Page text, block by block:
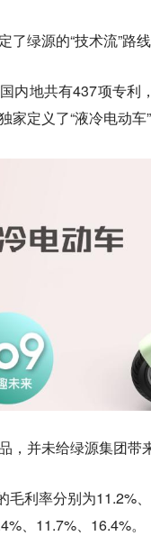
绿源的“技术流”路线
内地共有437项专
定义了“液冷电动车
，并未给绿源集团带
利率分别为11.2%
、11.7%、16.4%。